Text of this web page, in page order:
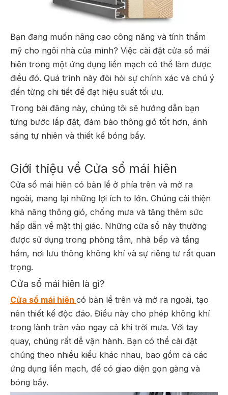
Bạn đang muốn nâng cao công năng và tính thẩm
mỹ cho ngôi nhà của mình? Việc cài đặt cửa sổ mái
hiên trong một ứng dụng liền mạch có thể làm được
điều đó. Quá trình này đòi hỏi sự chính xác và chú ý
đến từng chi tiết để đạt hiệu suất tối ưu.
Trong bài đăng này, chúng tôi sẽ hướng dẫn bạn
từng bước lắp đặt, đảm bảo thông gió tốt hơn, ánh
sáng tự nhiên và thiết kế bóng bẩy.
Giới thiệu về Cửa sổ mái hiên
Cửa sổ mái hiên có bản lề ở phía trên và mở ra
ngoài, mang lại những lợi ích to lớn. Chúng cải thiện
khả năng thông gió, chống mưa và tăng thêm sức
hấp dẫn về mặt thị giác. Những cửa sổ này thường
được sử dụng trong phòng tắm, nhà bếp và tầng
hầm, nơi lưu thông không khí và sự riêng tư rất quan
trọng.
Cửa sổ mái hiên là gì?
Cửa sổ mái hiên có bản lề trên và mở ra ngoài, tạo
nên thiết kế độc đáo. Điều này cho phép không khí
trong lành tràn vào ngay cả khi trời mưa. Với tay
quay, chúng rất dễ vận hành. Bạn có thể cài đặt
chúng theo nhiều kiểu khác nhau, bao gồm cả các
ứng dụng liền mạch, để có giao diện gọn gàng và
bóng bẩy.